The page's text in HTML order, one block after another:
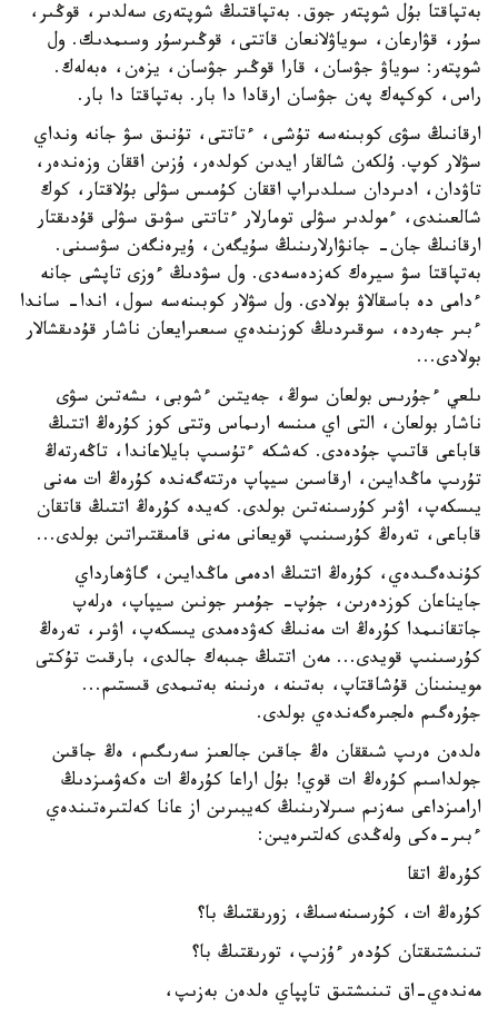
بەتپاقتا بۇل شوپتەر جوق. بەتپاقتىڭ شوپتەرى سەلدىر، قوڭىر،
سۇر، قۋارعان، سوياۋلانعان قاتتى، قوڭىرسۇر وسىمدىك. ول
شوپتەر: سوياۋ جۋسان، قارا قوڭىر جۋسان، يزەن، ەبەلەك.
راس، كوكپەك پەن جۋسان ارقادا دا بار. بەتپاقتا دا بار.
ارقانىڭ سۋى كوبىنەسە تۇشى، ءتاتتى، تۇنىق سۋ جانە ونداي
سۋلار كوپ. ۇلكەن شالقار ايدىن كولدەر، ۇزىن اققان وزەندەر،
تاۋدان، ادىردان سىلدىراپ اققان كۇمىس سۋلى بۇلاقتار، كوك
شالعىندى، ءمولدىر سۋلى تومارلار ءتاتتى سۋىق سۋلى قۇدىقتار
ارقانىڭ جان- جانۋارلارىنىڭ سۇيگەن، ۇيرەنگەن سۋسىنى.
بەتپاقتا سۋ سيرەك كەزدەسەدى. ول سۋدىڭ ءوزى تاپشى جانە
ءدامى دە باسقالاۋ بولادى. ول سۋلار كوبىنەسە سول، اندا- ساندا
ءبىر جەردە، سوقىردىڭ كوزىندەي سىعىرايعان ناشار قۇدىقشالار
بولادى...
ىلعي ءجۇرىس بولعان سوڭ، جەيتىن ءشوبى، ىشەتىن سۋى
ناشار بولعان، التى اي مىنسە ارىماس وتتى كوز كۇرەڭ اتتىڭ
قاباعى قاتىپ جۇدەدى. كەشكە ءتۇسىپ بايلاعاندا، تاڭەرتەڭ
تۇرىپ ماڭدايىن، ارقاسىن سيپاپ ەرتتەگەندە كۇرەڭ ات مەنى
يىسكەپ، اۋىر كۇرسىنەتىن بولدى. كەيدە كۇرەڭ اتتىڭ قاتقان
قاباعى، تەرەڭ كۇرسىنىپ قويعانى مەنى قامىقتىراتىن بولدى...
كۇندەگىدەي، كۇرەڭ اتتىڭ ادەمى ماڭدايىن، گاۋھارداي
جايناعان كوزدەرىن، جۇپ- جۇمىر جونىن سيپاپ، ەرلەپ
جاتقانىمدا كۇرەڭ ات مەنىڭ كەۋدەمدى يىسكەپ، اۋىر، تەرەڭ
كۇرسىنىپ قويدى... مەن اتتىڭ جىبەك جالدى، بارقىت تۇكتى
مويىنىنان قۇشاقتاپ، بەتىنە، ەرنىنە بەتىمدى قىستىم...
جۇرەگىم ەلجىرەگەندەي بولدى.
ەلدەن ەرىپ شىققان ەڭ جاقىن جالعىز سەرىگىم، ەڭ جاقىن
جولداسىم كۇرەڭ ات قوي! بۇل اراعا كۇرەڭ ات ەكەۋمىزدىڭ
ارامىزداعى سەزىم سىرلارىنىڭ كەيبىرىن از عانا كەلتىرەتىندەي
ءبىر-ەكى ولەڭدى كەلتىرەيىن:
كۇرەڭ اتقا
كۇرەڭ ات، كۇرسىنەسىڭ، زورىقتىڭ با؟
تىنىشتىقتان كۇدەر ءۇزىپ، تورىقتىڭ با؟
مەندەي-اق تىنىشتىق تاپپاي ەلدەن بەزىپ،